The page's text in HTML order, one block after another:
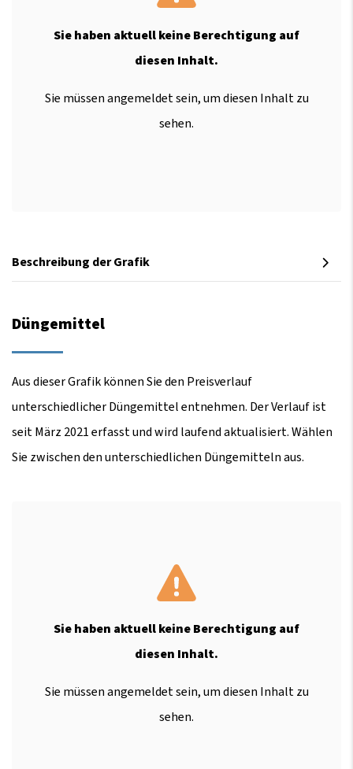
Sie haben aktuell keine Berechtigung auf
diesen Inhalt.
Sie müssen angemeldet sein, um diesen Inhalt zu
sehen.
Beschreibung der Grafik
Düngemittel
Aus dieser Grafik können Sie den Preisverlauf
unterschiedlicher Düngemittel entnehmen. Der Verlauf ist
seit März 2021 erfasst und wird laufend aktualisiert. Wählen
Sie zwischen den unterschiedlichen Düngemitteln aus.
Sie haben aktuell keine Berechtigung auf
diesen Inhalt.
Sie müssen angemeldet sein, um diesen Inhalt zu
sehen.